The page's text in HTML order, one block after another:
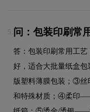
5. 问：包装印刷常
答：包装印刷常用工
好，适合大批量纸盒
版塑料薄膜包装；③
和特殊材质；④柔印